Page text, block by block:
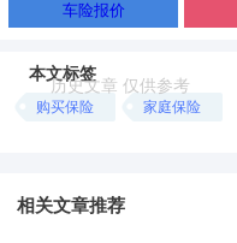
车险报价
本文标签
购买保险 家庭保险
相关文章推荐